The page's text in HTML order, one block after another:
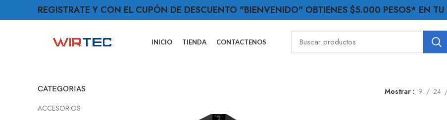
INICIO TIENDA CONTACTENOS
CATEGORIAS
ACCESORIOS
Mostrar 9 24
REGISTRATE Y CON EL CUPÓN DE DESCUENTO "BIENVENIDO" OBTIENES $5.000 PESOS* EN